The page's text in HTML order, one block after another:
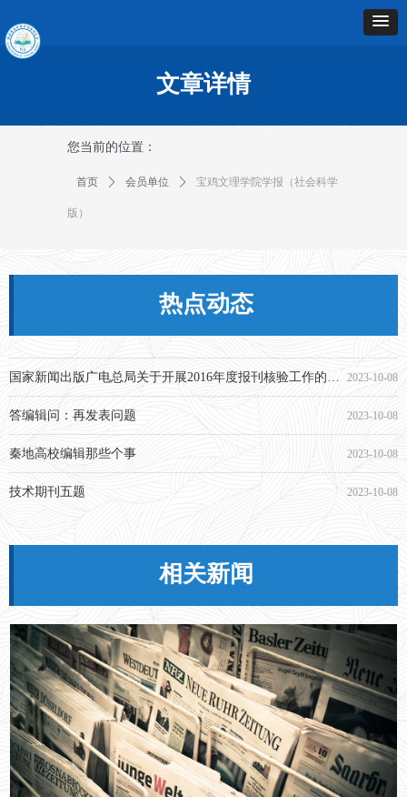
您当前的位置：
首页 ꄲ 会员单位 ꄲ 宝鸡文理学院学报（社会科学
版）
热点动态
2023-10-08
再谈论文复制比！
2023-10-08
2023-10-08
答编辑问：再发表问题
2023-10-08
秦地高校编辑那些个事
2023-10-08
技术期刊五题
相关新闻
文章详情